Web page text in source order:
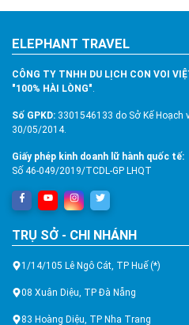
ELEPHANT TRAVEL
CÔNG TY TNHH DU LỊCH CON VOI
"100% HÀI LÒNG".
Số GPKD: 3301546133 do Sở Kế
30/05/2014.
Giấy phép kinh doanh lữ hành quốc tế:
Số 46-049/2019/TCDL-GP LHQT
TRỤ SỞ - CHI NHÁNH
1/14/105 Lê Ngô Cát, TP Huế (*)
08 Xuân Diệu, TP Đà Nẵng
83 Hoàng Diệu, TP Nha Trang